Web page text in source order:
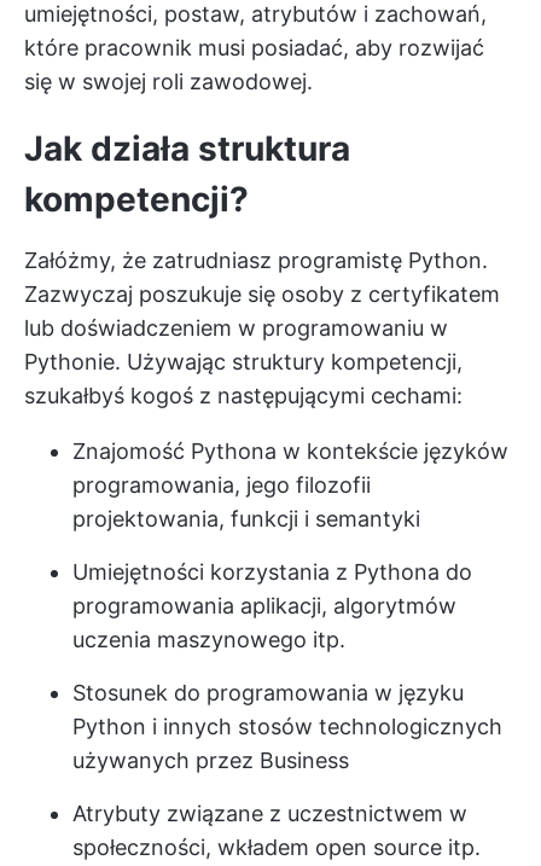
umiejętności, postaw, atrybutów i zachowań,
które pracownik musi posiadać, aby rozwijać
się w swojej roli zawodowej.
Jak działa struktura
kompetencji?
Załóżmy, że zatrudniasz programistę Python.
Zazwyczaj poszukuje się osoby z certyfikatem
lub doświadczeniem w programowaniu w
Pythonie. Używając struktury kompetencji,
szukałbyś kogoś z następującymi cechami:
Znajomość Pythona w kontekście języków
programowania, jego filozofii
projektowania, funkcji i semantyki
Umiejętności korzystania z Pythona do
programowania aplikacji, algorytmów
uczenia maszynowego itp.
Stosunek do programowania w języku
Python i innych stosów technologicznych
używanych przez Business
Atrybuty związane z uczestnictwem w
społeczności, wkładem open source itp.